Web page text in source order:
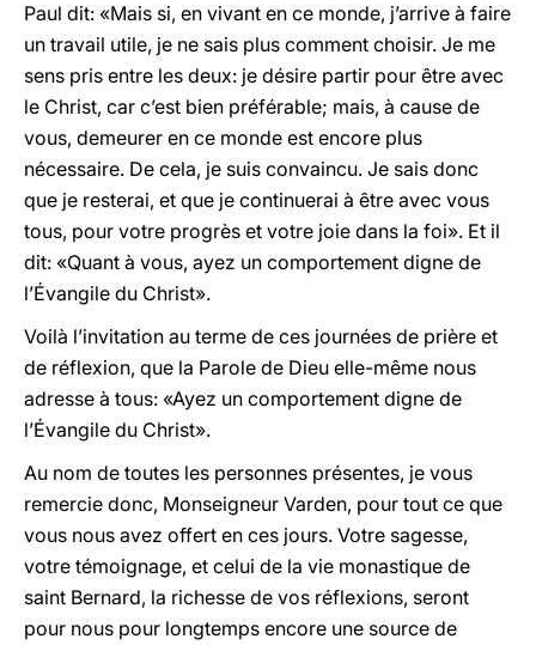
Paul dit: «Mais si, en vivant en ce monde, j’arrive à faire
un travail utile, je ne sais plus comment choisir. Je me
sens pris entre les deux: je désire partir pour être avec
le Christ, car c’est bien préférable; mais, à cause de
vous, demeurer en ce monde est encore plus
nécessaire. De cela, je suis convaincu. Je sais donc
que je resterai, et que je continuerai à être avec vous
tous, pour votre progrès et votre joie dans la foi». Et il
dit: «Quant à vous, ayez un comportement digne de
l’Évangile du Christ».
Voilà l’invitation au terme de ces journées de prière et
de réflexion, que la Parole de Dieu elle-même nous
adresse à tous: «Ayez un comportement digne de
l’Évangile du Christ».
Au nom de toutes les personnes présentes, je vous
remercie donc, Monseigneur Varden, pour tout ce que
vous nous avez offert en ces jours. Votre sagesse,
votre témoignage, et celui de la vie monastique de
saint Bernard, la richesse de vos réflexions, seront
pour nous pour longtemps encore une source de